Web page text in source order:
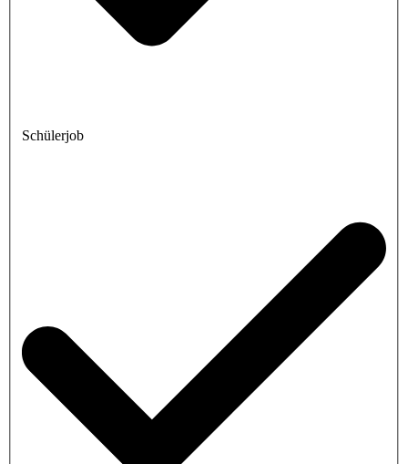
Schülerjob